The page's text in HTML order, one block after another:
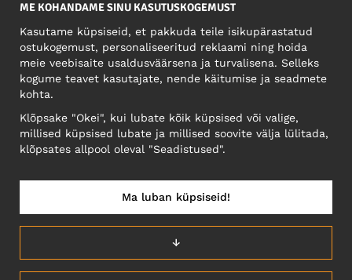
FIRMA
Mäeküla tn 9, EE-13525 Tallinn
Reg: 17449603, KMKR: EE102960721
EESTI/EESTI KEEL
ME KOHANDAME SINU KASUTUSKOGEMUST
Kasutame küpsiseid, et pakkuda teile isikupärastatud
ostukogemust, personaliseeritud reklaami ning hoida
meie veebisaite usaldusväärsena ja turvalisena. Selleks
kogume teavet kasutajate, nende käitumise ja seadmete
kohta.
Klõpsake "Okei", kui lubate kõik küpsised või valige,
millised küpsised lubate ja millised soovite välja lülitada,
klõpsates allpool oleval "Seadistused".
↓
Ma luban küpsiseid!